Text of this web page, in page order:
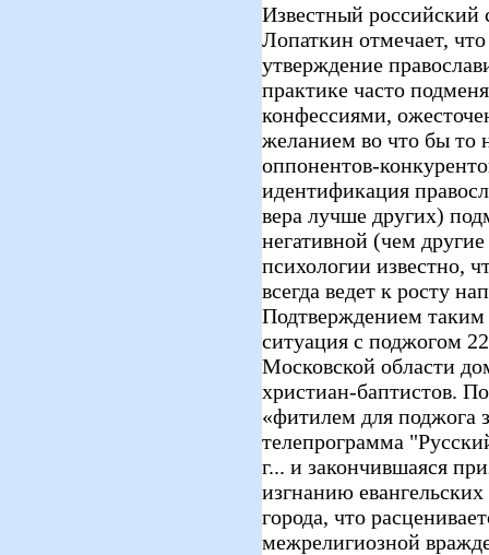
Известный российский
Лопаткин отмечает,
утверждение
практике часто
конфессиями,
желанием во что бы то
оппонентов-
идентификация
вера лучше других)
негативной (чем
психологии известно,
всегда ведет к росту
Подтверждением
ситуация с поджогом
Московской области
христиан-баптистов.
«фитилем для поджога
телепрограмма
г... и закончившаяся
изгнанию
города, что
межрелигиозной